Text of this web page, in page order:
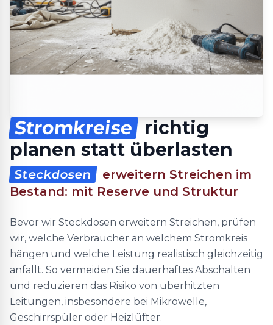
Stromkreise
richtig
planen statt überlasten
Steckdosen
erweitern Streichen im
Bestand: mit Reserve und Struktur
Bevor wir Steckdosen erweitern Streichen, prüfen
wir, welche Verbraucher an welchem Stromkreis
hängen und welche Leistung realistisch gleichzeitig
anfällt. So vermeiden Sie dauerhaftes Abschalten
und reduzieren das Risiko von überhitzten
Leitungen, insbesondere bei Mikrowelle,
Geschirrspüler oder Heizlüfter.